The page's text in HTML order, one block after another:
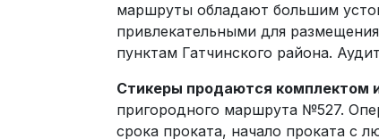
маршруты обладают большим
привлекательными для
пунктам Гатчинского района.
Стикеры продаются комплектом
пригородного маршрута №527.
срока проката, начало проката с